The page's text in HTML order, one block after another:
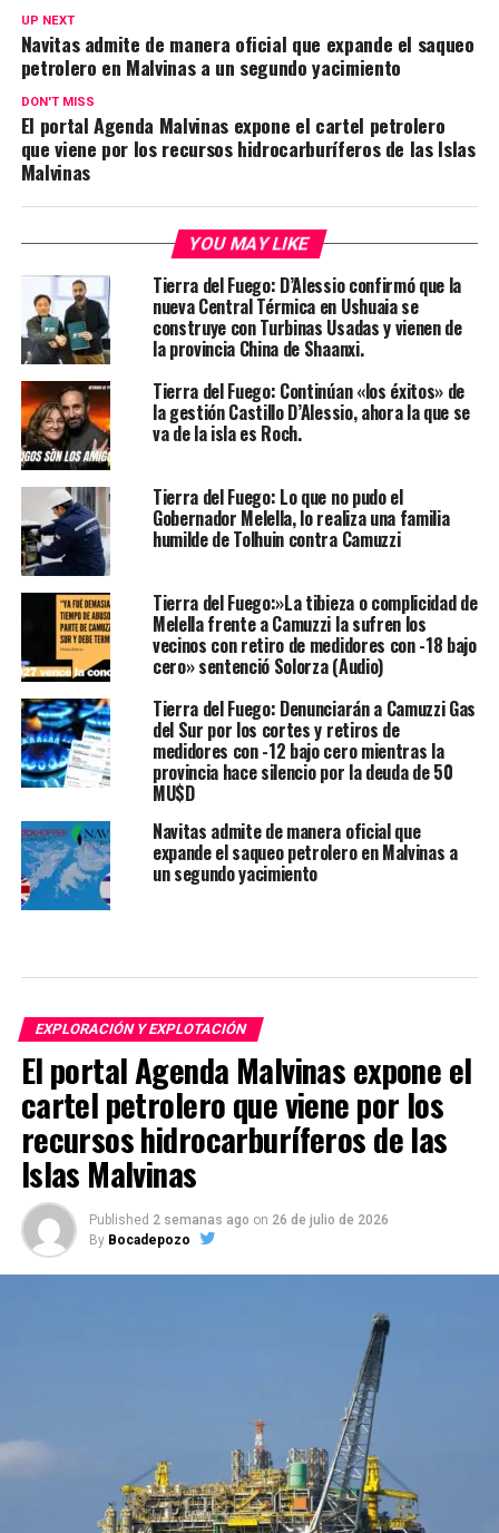
UP NEXT
Navitas admite de manera oficial que expande el saqueo
petrolero en Malvinas a un segundo yacimiento
DON'T MISS
El portal Agenda Malvinas expone el cartel petrolero
que viene por los recursos hidrocarburíferos de las Islas
Malvinas
YOU MAY LIKE
Tierra del Fuego: D’Alessio confirmó que la
nueva Central Térmica en Ushuaia se
construye con Turbinas Usadas y vienen de
la provincia China de Shaanxi.
Tierra del Fuego: Continúan «los éxitos» de
la gestión Castillo D’Alessio, ahora la que se
va de la isla es Roch.
Tierra del Fuego: Lo que no pudo el
Gobernador Melella, lo realiza una familia
humilde de Tolhuin contra Camuzzi
Tierra del Fuego:»La tibieza o complicidad de
Melella frente a Camuzzi la sufren los
vecinos con retiro de medidores con -18 bajo
cero» sentenció Solorza (Audio)
Tierra del Fuego: Denunciarán a Camuzzi Gas
del Sur por los cortes y retiros de
medidores con -12 bajo cero mientras la
provincia hace silencio por la deuda de 50
MU$D
Navitas admite de manera oficial que
expande el saqueo petrolero en Malvinas a
un segundo yacimiento
EXPLORACIÓN Y EXPLOTACIÓN
El portal Agenda Malvinas expone el
cartel petrolero que viene por los
recursos hidrocarburíferos de las
Islas Malvinas
Published 2 semanas ago on 26 de julio de 2026
By Bocadepozo